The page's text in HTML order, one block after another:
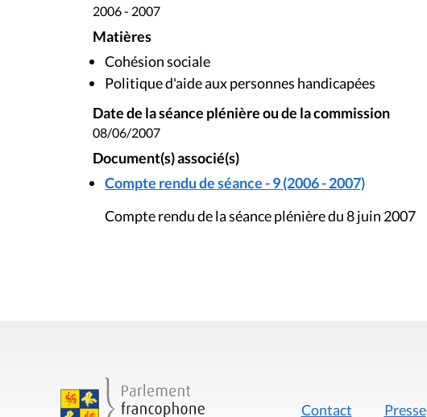
2006 - 2007
Matières
Cohésion sociale
Politique d'aide aux personnes handicapées
Date de la séance plénière ou de la commission
08/06/2007
Document(s) associé(s)
Compte rendu de séance - 9 (2006 - 2007)
Compte rendu de la séance plénière du 8 juin 2007
Contact Presse